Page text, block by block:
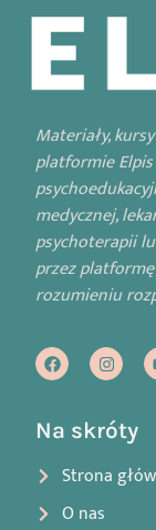
Materiały,
platformie
medycznej,
psychoterapii
przez
rozumieniu
Na skróty
Strona
O nas